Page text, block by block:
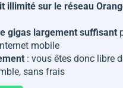
illimité sur le réseau
gigas largement suffisant
mobile
: vous êtes donc libre
sans frais